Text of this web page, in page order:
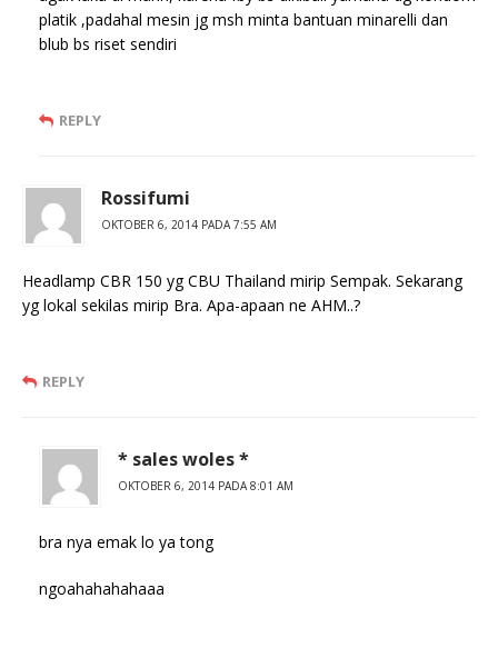
platik ,padahal mesin jg msh minta bantuan minarelli dan
blub bs riset sendiri
REPLY
Rossifumi
OKTOBER 6, 2014 PADA 7:55 AM
Headlamp CBR 150 yg CBU Thailand mirip Sempak. Sekarang
yg lokal sekilas mirip Bra. Apa-apaan ne AHM..?
REPLY
* sales woles *
OKTOBER 6, 2014 PADA 8:01 AM
bra nya emak lo ya tong
ngoahahahahaaa